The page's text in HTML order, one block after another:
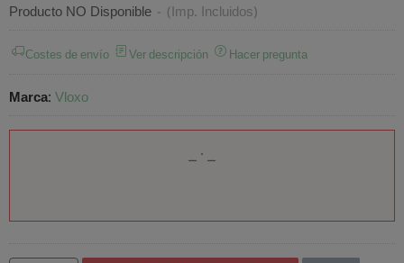
Producto NO Disponible - (Imp. Incluidos)
Costes de envío Ver descripción Hacer pregunta
Marca:Vloxo